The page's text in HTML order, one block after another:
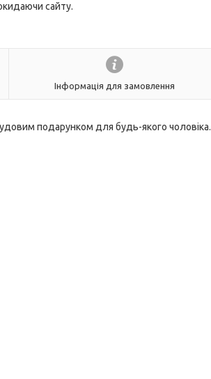
сайту.
Інформація для замовлення
подарунком для будь-якого чоловіка.